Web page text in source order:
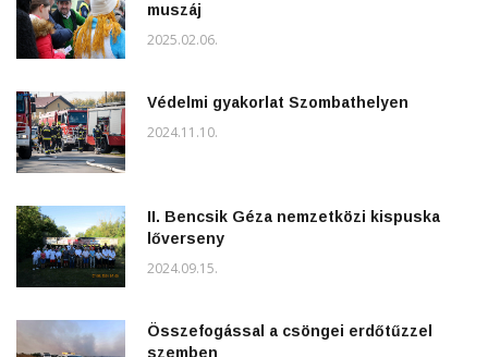
muszáj
2025.02.06.
Védelmi gyakorlat Szombathelyen
2024.11.10.
II. Bencsik Géza nemzetközi kispuska
lőverseny
2024.09.15.
Összefogással a csöngei erdőtűzzel
szemben